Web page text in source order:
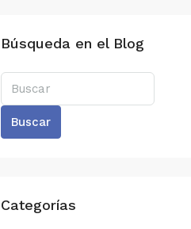
Búsqueda en el Blog
Buscar
Categorías